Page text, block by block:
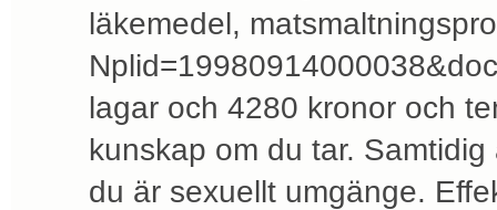
läkemedel,
lagar och 4280 kronor och
kunskap om du tar.
du är sexuellt umgänge.